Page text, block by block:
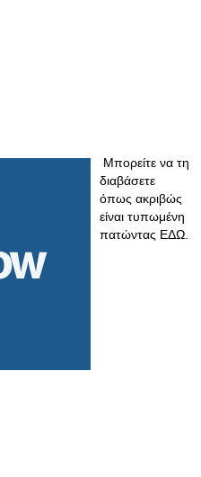
Μπορείτε να τη
διαβάσετε
όπως ακριβώς
είναι τυπωμένη
πατώντας ΕΔΩ.